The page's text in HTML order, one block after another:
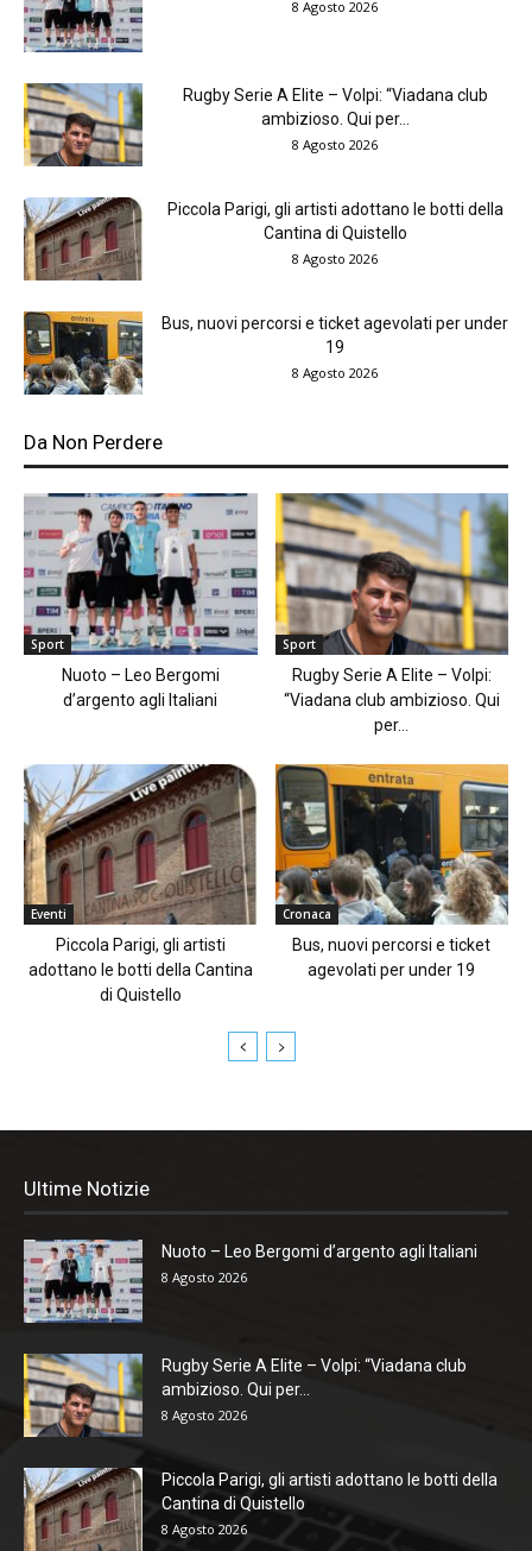
8 Agosto 2026
Rugby Serie A Elite – Volpi: “Viadana club
ambizioso. Qui per...
8 Agosto 2026
Piccola Parigi, gli artisti adottano le botti della
Cantina di Quistello
8 Agosto 2026
Bus, nuovi percorsi e ticket agevolati per under
19
8 Agosto 2026
Da Non Perdere
Sport
Nuoto – Leo Bergomi
d’argento agli Italiani
Sport
Rugby Serie A Elite – Volpi:
“Viadana club ambizioso. Qui
per...
Eventi
Piccola Parigi, gli artisti
adottano le botti della Cantina
di Quistello
Cronaca
Bus, nuovi percorsi e ticket
agevolati per under 19
Ultime Notizie
Nuoto – Leo Bergomi d’argento agli Italiani
8 Agosto 2026
Rugby Serie A Elite – Volpi: “Viadana club
ambizioso. Qui per...
8 Agosto 2026
Piccola Parigi, gli artisti adottano le botti della
Cantina di Quistello
8 Agosto 2026